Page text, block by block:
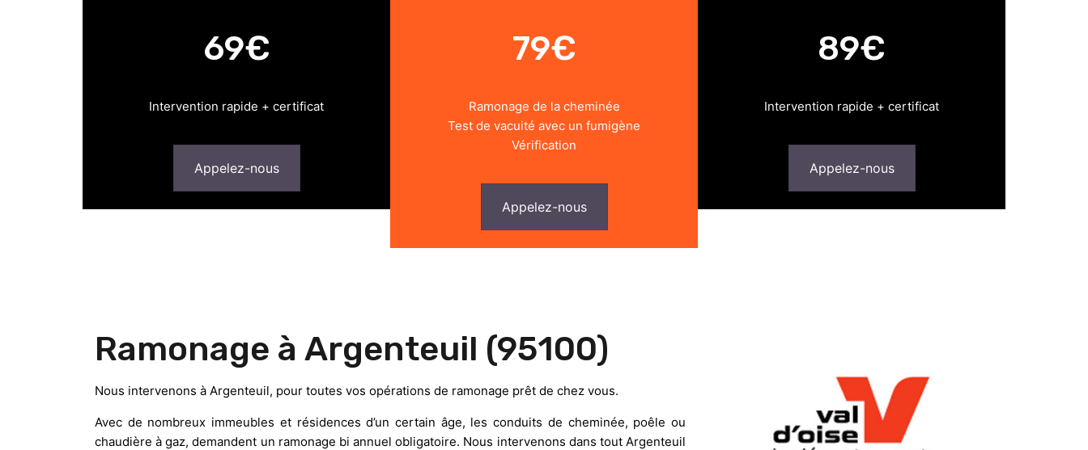
69€
Intervention rapide + certificat
Appelez-nous
79€
Ramonage de la cheminée
Test de vacuité avec un fumigène
Vérification
Appelez-nous
89€
Intervention rapide + certificat
Appelez-nous
Ramonage à Argenteuil (95100)
Nous intervenons à Argenteuil, pour toutes vos opérations de ramonage prêt de chez vous.
Avec de nombreux immeubles et résidences d’un certain âge, les conduits de cheminée, poêle ou
chaudière à gaz, demandent un ramonage bi annuel obligatoire. Nous intervenons dans tout Argenteuil